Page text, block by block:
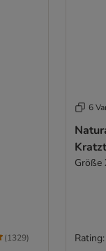
(1329)
6
Größe